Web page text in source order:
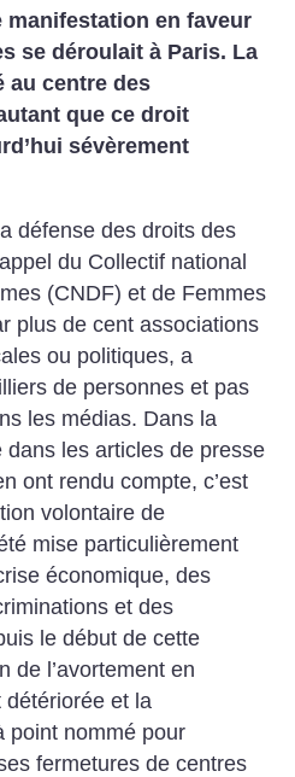
manifestation en faveur
se déroulait à Paris. La
au centre des
que ce droit
sévèrement
défense des droits des
du Collectif national
(CNDF) et de Femmes
plus de cent associations
ou politiques, a
de personnes et pas
les médias. Dans la
les articles de presse
ont rendu compte, c’est
volontaire de
mise particulièrement
économique, des
et des
le début de cette
de l’avortement en
détériorée et la
point nommé pour
fermetures de centres